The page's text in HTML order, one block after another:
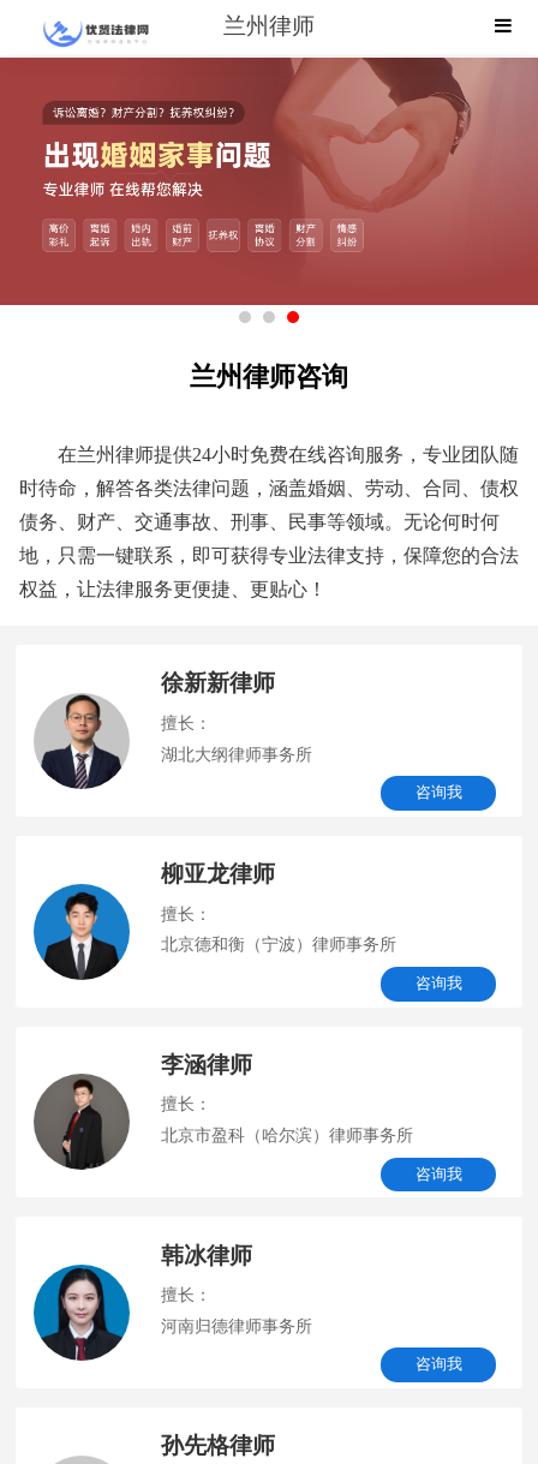
兰州律师
兰州律师咨询
在兰州律师提供24小时免费在线咨询服务，专业团队随
时待命，解答各类法律问题，涵盖婚姻、劳动、合同、债权
债务、财产、交通事故、刑事、民事等领域。无论何时何
地，只需一键联系，即可获得专业法律支持，保障您的合法
权益，让法律服务更便捷、更贴心！
徐新新律师
擅长：
湖北大纲律师事务所
咨询我
柳亚龙律师
擅长：
北京德和衡（宁波）律师事务所
咨询我
李涵律师
擅长：
北京市盈科（哈尔滨）律师事务所
咨询我
韩冰律师
擅长：
河南归德律师事务所
咨询我
孙先格律师